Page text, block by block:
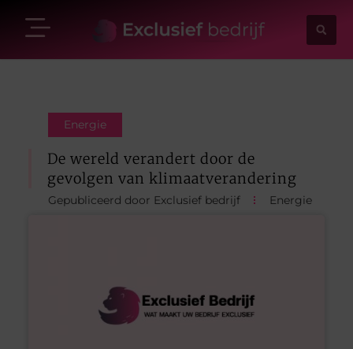
Energie
De wereld verandert door de
gevolgen van klimaatverandering
Gepubliceerd door Exclusief bedrijf Energie